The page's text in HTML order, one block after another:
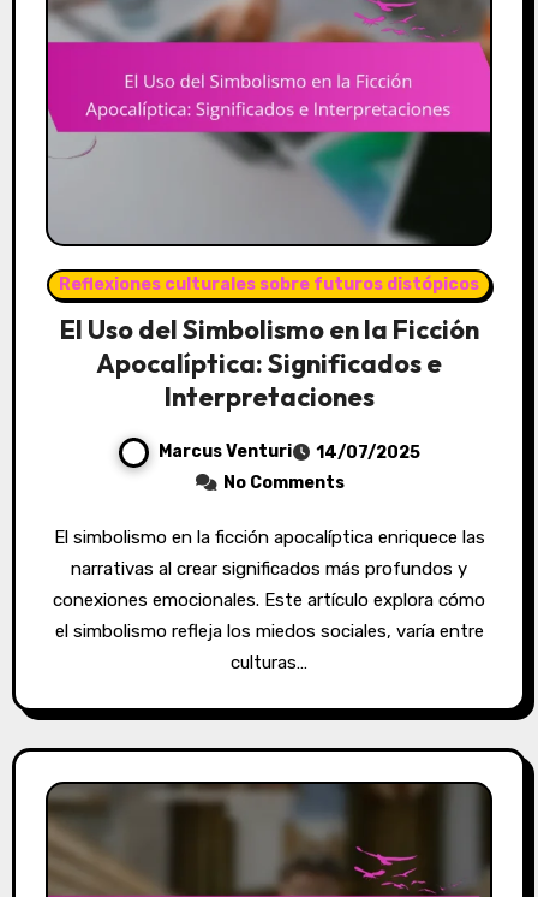
Reflexiones culturales sobre futuros distópicos
El Uso del Simbolismo en la Ficción
Apocalíptica: Significados e
Interpretaciones
Marcus Venturi
14/07/2025
No Comments
El simbolismo en la ficción apocalíptica enriquece las
narrativas al crear significados más profundos y
conexiones emocionales. Este artículo explora cómo
el simbolismo refleja los miedos sociales, varía entre
culturas…